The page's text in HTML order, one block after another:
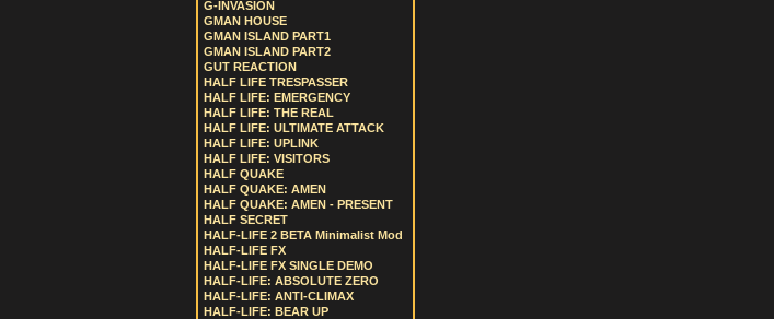
G-INVASION
GMAN HOUSE
GMAN ISLAND PART1
GMAN ISLAND PART2
GUT REACTION
HALF LIFE TRESPASSER
HALF LIFE: EMERGENCY
HALF LIFE: THE REAL
HALF LIFE: ULTIMATE ATTACK
HALF LIFE: UPLINK
HALF LIFE: VISITORS
HALF QUAKE
HALF QUAKE: AMEN
HALF QUAKE: AMEN - PRESENT
HALF SECRET
HALF-LIFE 2 BETA Minimalist Mod
HALF-LIFE FX
HALF-LIFE FX SINGLE DEMO
HALF-LIFE: ABSOLUTE ZERO
HALF-LIFE: ANTI-CLIMAX
HALF-LIFE: BEAR UP